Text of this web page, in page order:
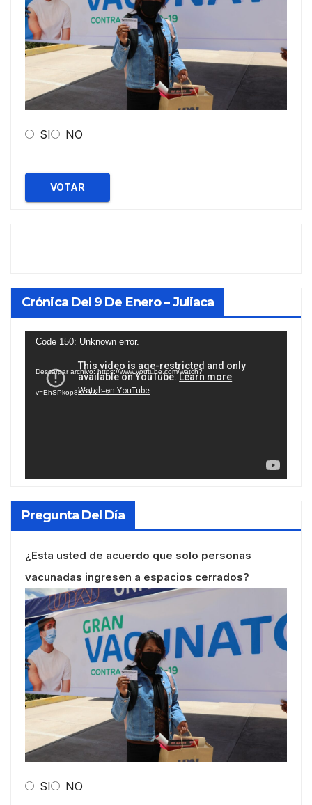
SI NO
VOTAR
Crónica Del 9 De Enero – Juliaca
Reproductor
vídeo
Code 150: Unknown error.
Descargar archivo: https://www.youtube.com/watch?
v=EhSPkop8KPY&_=2
Pregunta Del Día
¿Esta usted de acuerdo que solo personas
vacunadas ingresen a espacios cerrados?
SI NO